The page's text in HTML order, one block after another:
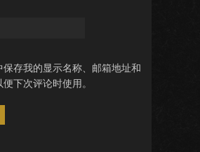
存我的显示名称、邮箱地址和
下次评论时使用。